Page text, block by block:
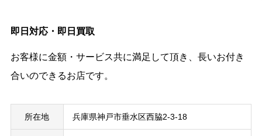
即日対応・即日買取
お客様に金額・サービス共に満足して頂き、長いお付き
合いのできるお店です。
所在地 兵庫県神戸市垂水区西脇2-3-18